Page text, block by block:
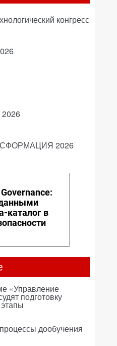
конгресс
2026
каталог в
«Управление
подготовку
дообучения